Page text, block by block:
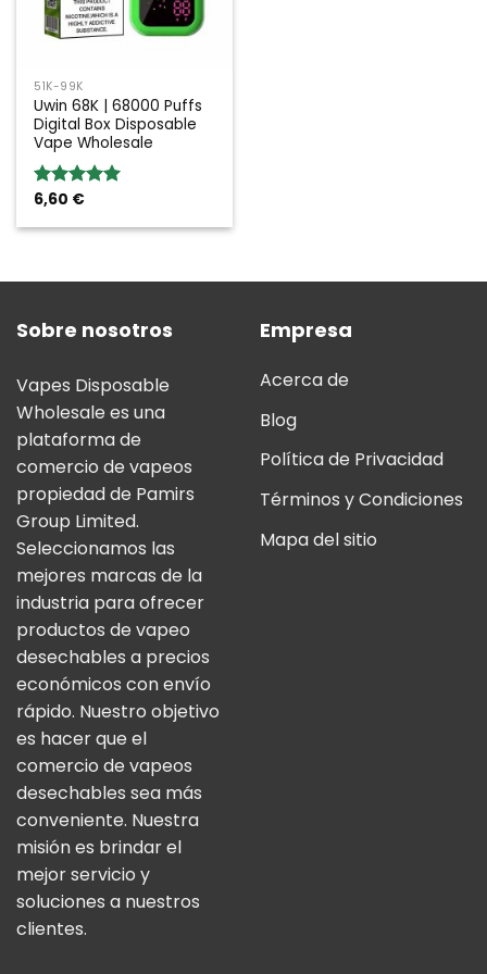
51K-99K
Uwin 68K | 68000 Puffs
Digital Box Disposable
Vape Wholesale
Valoración:
5
6,60 €
Sobre nosotros
Vapes Disposable
Wholesale es una
plataforma de
comercio de vapeos
propiedad de Pamirs
Group Limited.
Seleccionamos las
mejores marcas de la
industria para ofrecer
productos de vapeo
desechables a precios
económicos con envío
rápido. Nuestro objetivo
es hacer que el
comercio de vapeos
desechables sea más
conveniente. Nuestra
misión es brindar el
mejor servicio y
soluciones a nuestros
clientes.
Empresa
Acerca de
Blog
Política de Privacidad
Términos y Condiciones
Mapa del sitio